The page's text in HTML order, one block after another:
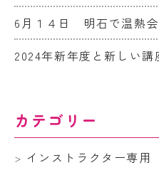
6月１４日 明石で温熱会
2024年新年度と新しい講
カテゴリー
インストラクター専用